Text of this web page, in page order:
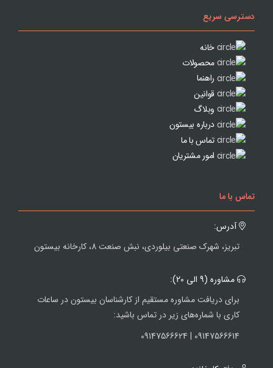
دسترسی سریع
خانه
محصولات
راهنما
قوانین
وبلاگ
درباره بیستون
تماس با ما
امور مشتریان
تماس با ما
آدرس:
تبریز، شهرک صنعتی بیلوردی، نبش صنعت 8، کارخانه بیستون
مشاوره (9 الی 20):
برای دریافت مشاوره مستقیم از کارشناسان بیستون در ساعات
کاری با شماره‌های زیر در تماس باشید:
09147566614 | 09147566624